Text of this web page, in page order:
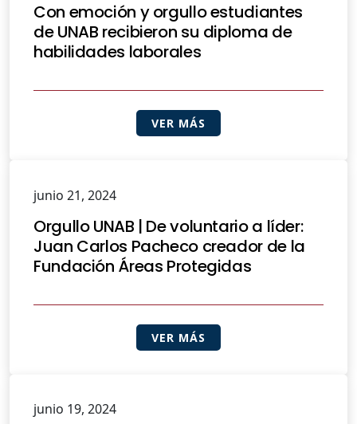
Con emoción y orgullo estudiantes
de UNAB recibieron su diploma de
habilidades laborales
VER MÁS
junio 21, 2024
Orgullo UNAB | De voluntario a líder:
Juan Carlos Pacheco creador de la
Fundación Áreas Protegidas
VER MÁS
junio 19, 2024